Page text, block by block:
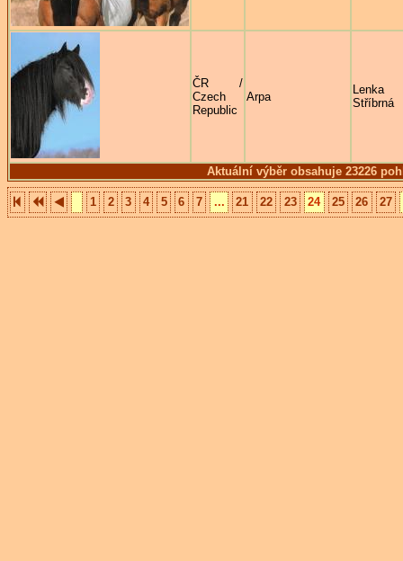
Aktuální výběr obsahuje 23226
ČR /
Czech
Republic
Arpa
Lenka
Stříbrná
1 2 3 4 5 6 7 ... 21 22 23 24 25 26 27